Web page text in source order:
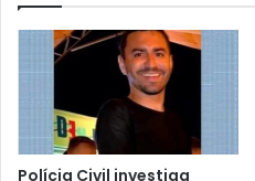
Polícia Civil investiga